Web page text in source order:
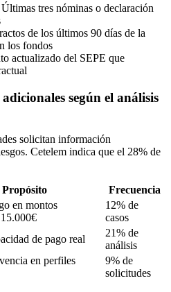
Últimas tres nóminas o declaración
de los últimos 90 días de la
los fondos
actualizado del SEPE que
según el análisis
solicitan información
Cetelem indica que el 28% de
Propósito
Frecuencia
en montos
12% de
casos
de pago real
21% de
análisis
en perfiles
9% de
solicitudes